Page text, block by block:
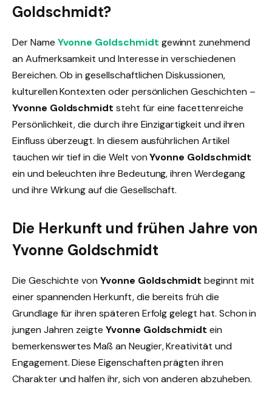
Goldschmidt?
Der Name Yvonne Goldschmidt gewinnt zunehmend
an Aufmerksamkeit und Interesse in verschiedenen
Bereichen. Ob in gesellschaftlichen Diskussionen,
kulturellen Kontexten oder persönlichen Geschichten –
Yvonne Goldschmidt steht für eine facettenreiche
Persönlichkeit, die durch ihre Einzigartigkeit und ihren
Einfluss überzeugt. In diesem ausführlichen Artikel
tauchen wir tief in die Welt vonYvonne Goldschmidt
ein und beleuchten ihre Bedeutung, ihren Werdegang
und ihre Wirkung auf die Gesellschaft.
Die Herkunft und frühen Jahre von
Yvonne Goldschmidt
Die Geschichte vonYvonne Goldschmidt beginnt mit
einer spannenden Herkunft, die bereits früh die
Grundlage für ihren späteren Erfolg gelegt hat. Schon in
jungen Jahren zeigte Yvonne Goldschmidt ein
bemerkenswertes Maß an Neugier, Kreativität und
Engagement. Diese Eigenschaften prägten ihren
Charakter und halfen ihr, sich von anderen abzuheben.